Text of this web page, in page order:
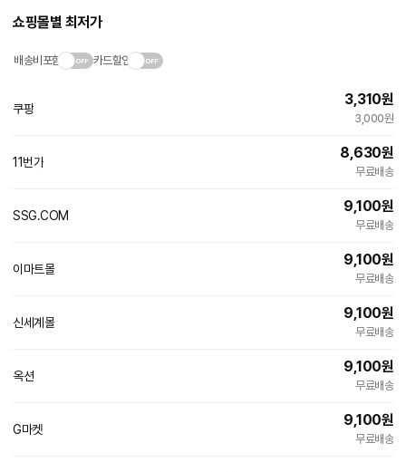
쇼핑몰별 최저가
배송비포함 카드할인
쿠팡
3,310원
3,000원
11번가
8,630원
무료배송
SSG.COM
9,100원
무료배송
이마트몰
9,100원
무료배송
신세계몰
9,100원
무료배송
옥션
9,100원
무료배송
G마켓
9,100원
무료배송